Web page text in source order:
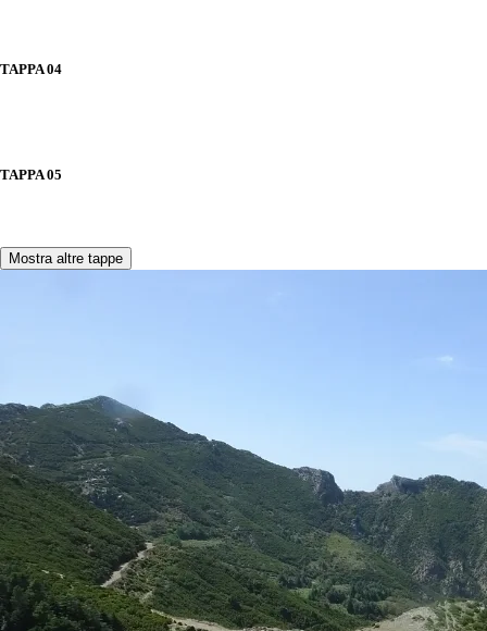
TAPPA 04
TAPPA 05
Mostra altre tappe